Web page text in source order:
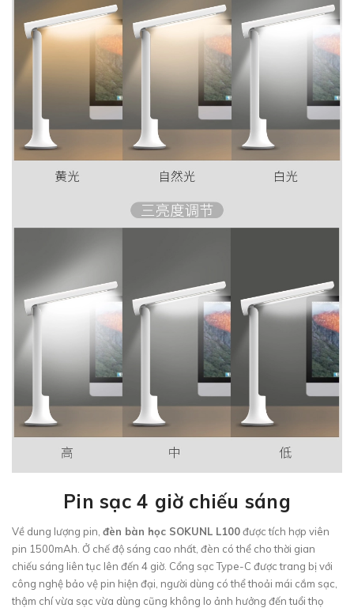
Pin sạc 4 giờ chiếu sáng
Về dung lượng pin, đèn bàn học SOKUNL L100được tích hợp viên
pin 1500mAh. Ở chế độ sáng cao nhất, đèn có thể cho thời gian
chiếu sáng liên tục lên đến 4 giờ. Cổng sạc Type-C được trang bị với
công nghệ bảo vệ pin hiện đại, người dùng có thể thoải mái cắm sạc,
thậm chí vừa sạc vừa dùng cũng không lo ảnh hưởng đến tuổi thọ